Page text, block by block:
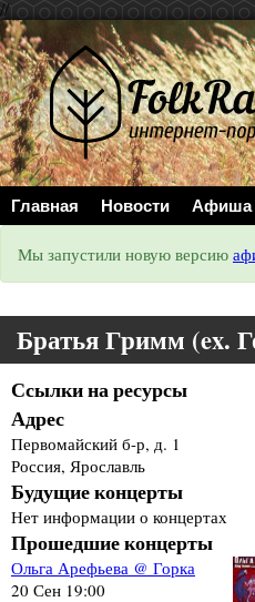
//
Главная Новости Афиша
Мы запустили новую версию
Братья Гримм (ex.
Ссылки на ресурсы
Адрес
Первомайский б-р, д. 1
Россия, Ярославль
Будущие концерты
Нет информации о концертах
Прошедшие концерты
Ольга Арефьева @ Горка
20 Сен 19:00